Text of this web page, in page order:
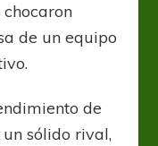
de un equipo
de
sólido rival,